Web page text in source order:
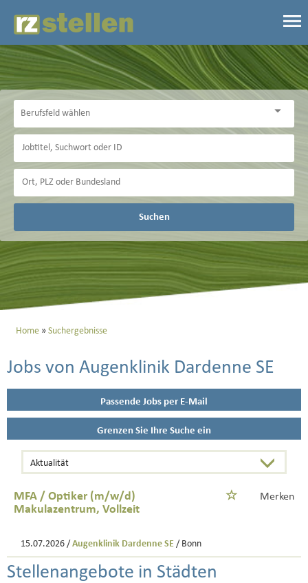
Suchen
Home Suchergebnisse
Jobs von Augenklinik Dardenne SE
Passende Jobs per E-Mail
Grenzen Sie Ihre Suche ein
MFA / Optiker (m/w/d)
Makulazentrum, Vollzeit
Merken
15.07.2026 / Augenklinik Dardenne SE / Bonn
Stellenangebote in Städten